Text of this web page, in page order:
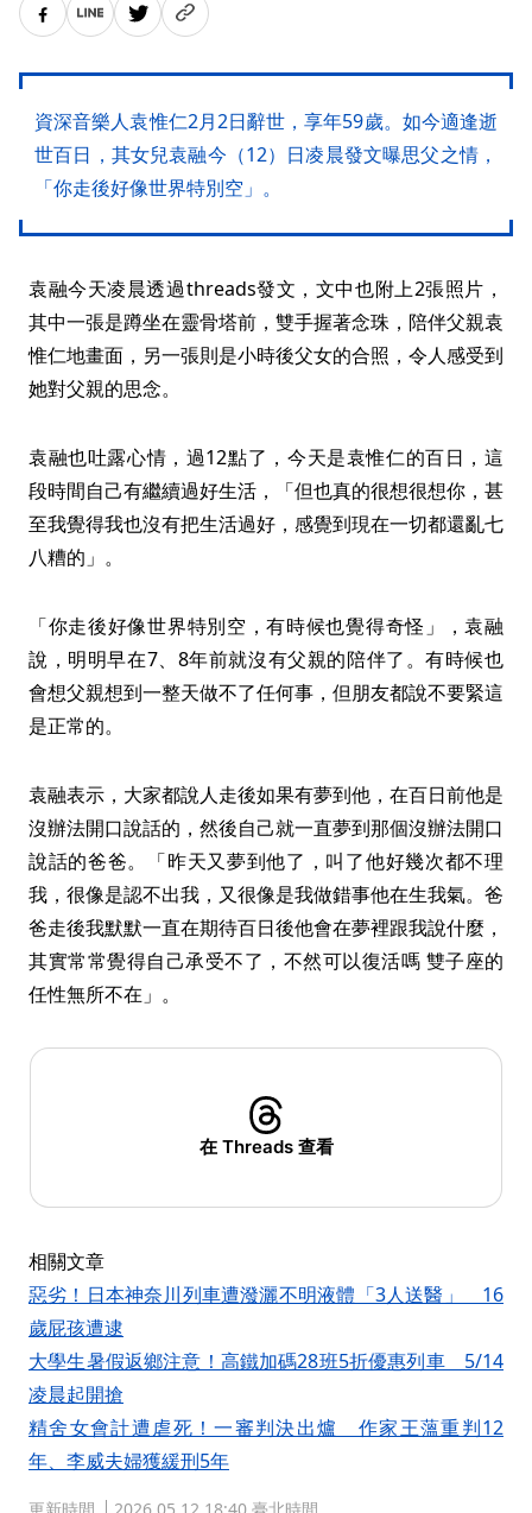
資深音樂人袁惟仁2月2日辭世，享年59歲。如今適逢逝
世百日，其女兒袁融今（12）日凌晨發文曝思父之情，
「你走後好像世界特別空」。
袁融今天凌晨透過threads發文，文中也附上2張照片，
其中一張是蹲坐在靈骨塔前，雙手握著念珠，陪伴父親袁
惟仁地畫面，另一張則是小時後父女的合照，令人感受到
她對父親的思念。
袁融也吐露心情，過12點了，今天是袁惟仁的百日，這
段時間自己有繼續過好生活，「但也真的很想很想你，甚
至我覺得我也沒有把生活過好，感覺到現在一切都還亂七
八糟的」。
「你走後好像世界特別空，有時候也覺得奇怪」，袁融
說，明明早在7、8年前就沒有父親的陪伴了。有時候也
會想父親想到一整天做不了任何事，但朋友都說不要緊這
是正常的。
袁融表示，大家都說人走後如果有夢到他，在百日前他是
沒辦法開口說話的，然後自己就一直夢到那個沒辦法開口
說話的爸爸。「昨天又夢到他了，叫了他好幾次都不理
我，很像是認不出我，又很像是我做錯事他在生我氣。爸
爸走後我默默一直在期待百日後他會在夢裡跟我說什麼，
其實常常覺得自己承受不了，不然可以復活嗎 雙子座的
任性無所不在」。
在 Threads 查看
相關文章
惡劣！日本神奈川列車遭潑灑不明液體「3人送醫」 16
歲屁孩遭逮
大學生暑假返鄉注意！高鐵加碼28班5折優惠列車 5/14
凌晨起開搶
精舍女會計遭虐死！一審判決出爐 作家王薀重判12
年、李威夫婦獲緩刑5年
更新時間 2026.05.12 18:40 臺北時間